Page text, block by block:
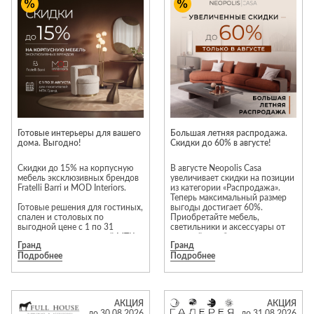
Приставные
столики
Сервировочные
столики
Туалетные
столики
Все стулья
Стулья
Табуреты
Двери
Входные двери
зонты
Грили и очаги
Диваны
Кресла и
шезлонги
ресторанов и
Столы
Сантехника
Душ
Торшеры
Уличный свет
Товары для
дома
Ароматы для
дома и
косметика
Бытовая химия
Вешалки
Гладильные
доски
Посуда
Готовые интерьеры для вашего
дома. Выгодно!
Скидки до 15% на корпусную
мебель эксклюзивных брендов
Fratelli Barri и MOD Interiors.
Готовые решения для гостиных,
спален и столовых по
выгодной цене с 1 по 31
«Гранд».
Гранд
Подробнее
Большая летняя распродажа.
Скидки до 60% в августе!
В августе Neopolis Casa
увеличивает скидки на позиции
из категории «Распродажа».
Теперь максимальный размер
выгоды достигает 60%.
Приобретайте мебель,
светильники и аксессуары от
привлекательных условиях!*
акции участвуют
Гранд
Подробнее
АКЦИЯ
АКЦИЯ